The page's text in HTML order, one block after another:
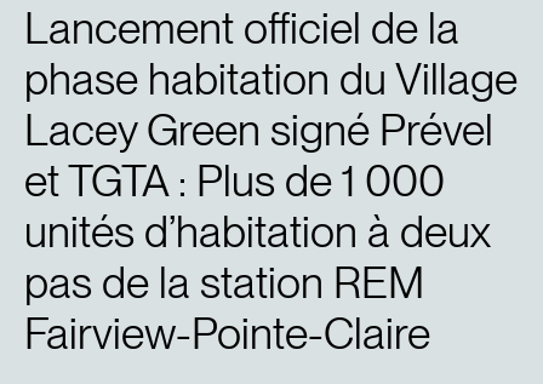
Lancement officiel de la
phase habitation du Village
Lacey Green signé Prével
et TGTA : Plus de 1 000
unités d’habitation à deux
pas de la station REM
Fairview-Pointe-Claire